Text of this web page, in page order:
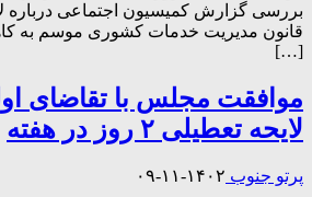
قانون مدیریت خدمات کشوری موسم به
[…]
موافقت مجلس با تقاضای
لایحه تعطیلی ۲ روز در هفته
پرتو جنوب ۱۴۰۲-۱۱-۰۹